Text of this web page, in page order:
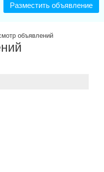
Разместить объявление
объявлений